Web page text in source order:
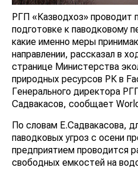
РГП «Казводхоз» проводит
подготовке к паводковому
какие именно меры
направлении, рассказал в
странице Министерства
природных ресурсов РК в
Генерального директора
Садвакасов, сообщает
По словам Е.Садвакасова,
паводковых угроз с осени
предприятием проводится
свободных емкостей на